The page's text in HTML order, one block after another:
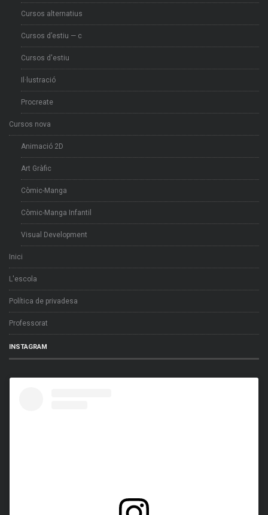
Cursos alternatius
Cursos d’estiu — c
Cursos d'estiu
Il·lustració
Procreate
Cursos nova
Animació 2D
Art Gràfic
Còmic-Manga
Còmic-Manga Infantil
Visual Development
Inici
L'escola
Política de privadesa
Professorat
INSTAGRAM